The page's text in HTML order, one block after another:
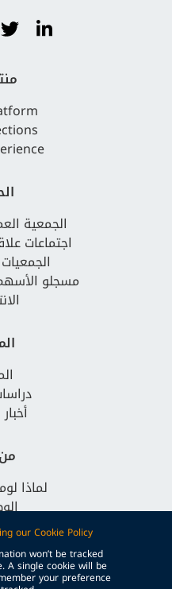
our Cookie Policy.
won’t be tracked
A single cookie will be
your preference
الجمعية
اجتماعات
مسجلو
لماذا